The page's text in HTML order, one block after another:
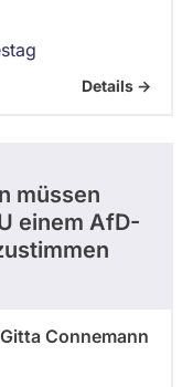
Details ->
müssen
einem AfD-
Gitta Connemann